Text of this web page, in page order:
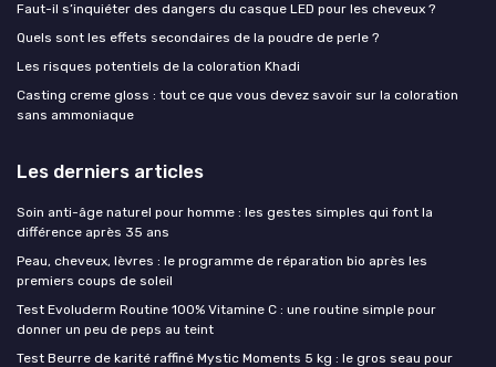
Faut-il s’inquiéter des dangers du casque LED pour les cheveux ?
Quels sont les effets secondaires de la poudre de perle ?
Les risques potentiels de la coloration Khadi
Casting creme gloss : tout ce que vous devez savoir sur la coloration
sans ammoniaque
Les derniers articles
Soin anti-âge naturel pour homme : les gestes simples qui font la
différence après 35 ans
Peau, cheveux, lèvres : le programme de réparation bio après les
premiers coups de soleil
Test Evoluderm Routine 100% Vitamine C : une routine simple pour
donner un peu de peps au teint
Test Beurre de karité raffiné Mystic Moments 5 kg : le gros seau pour